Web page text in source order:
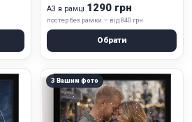
А3 в рамці 1290 грн
постер без рамки — від 840 грн
Обрати
З Вашим фото